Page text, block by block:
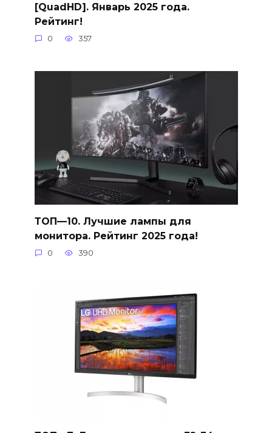
[QuadHD]. Январь 2025 года.
Рейтинг!
0 357
ТОП—10. Лучшие лампы для
монитора. Рейтинг 2025 года!
0 390